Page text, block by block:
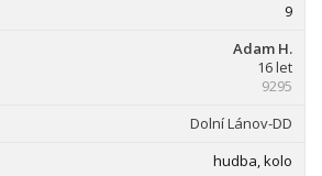
9
Adam H.
16 let
9295
Dolní Lánov-DD
hudba, kolo